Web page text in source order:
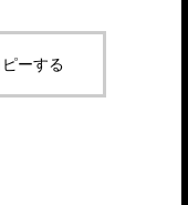
ーする